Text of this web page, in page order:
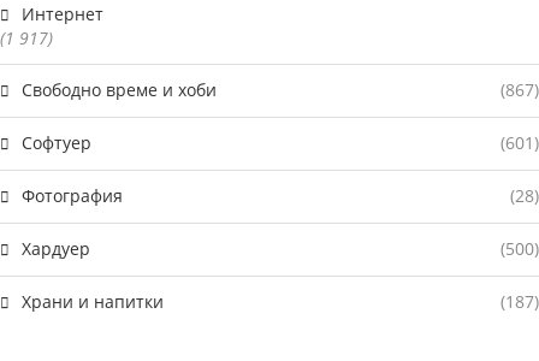
Интернет
(1 917)
Свободно време и хоби (867)
Софтуер (601)
Фотография (28)
Хардуер (500)
Храни и напитки (187)